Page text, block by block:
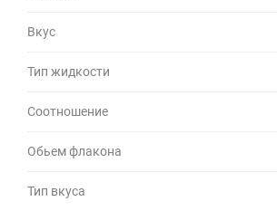
Вкус
Тип жидкости
Соотношение
Обьем флакона
Тип вкуса